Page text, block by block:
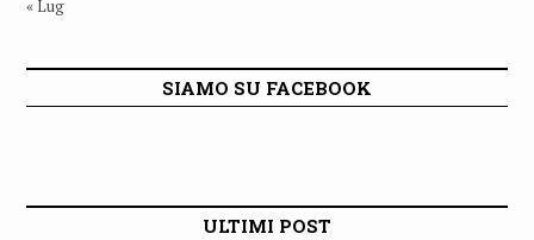
« Lug
SIAMO SU FACEBOOK
ULTIMI POST